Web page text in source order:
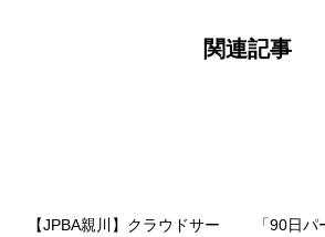
関連記事
【JPBA親川】クラウドサー
「90日